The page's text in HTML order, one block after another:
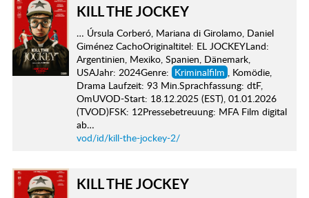
KILL THE JOCKEY
… Úrsula Corberó, Mariana di Girolamo, Daniel
Giménez CachoOriginaltitel: EL JOCKEYLand:
Argentinien, Mexiko, Spanien, Dänemark,
USAJahr: 2024Genre: Kriminalfilm , Komödie,
Drama Laufzeit: 93 Min.Sprachfassung: dtF,
OmUVOD-Start: 18.12.2025 (EST), 01.01.2026
(TVOD)FSK: 12Pressebetreuung: MFA Film digital
ab…
vod/id/kill-the-jockey-2/
KILL THE JOCKEY